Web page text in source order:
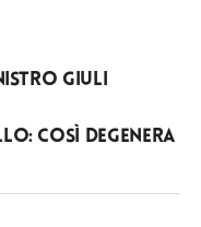
Giuli
così degenera